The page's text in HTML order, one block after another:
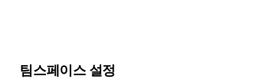
팀스페이스 설정